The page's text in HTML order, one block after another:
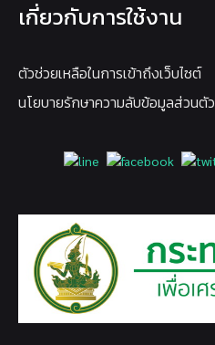
เกี่ยวกับการใช้งาน
ตัวช่วยเหลือในการเข้าถึงเว็บไซต์
นโยบายรักษาความลับข้อมูลส่วนตัว